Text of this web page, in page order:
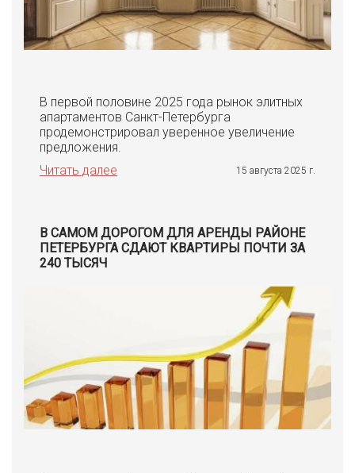
В первой половине 2025 года рынок элитных
апартаментов Санкт-Петербурга
продемонстрировал уверенное увеличение
предложения.
Читать далее
15 августа 2025 г.
В САМОМ ДОРОГОМ ДЛЯ АРЕНДЫ РАЙОНЕ
ПЕТЕРБУРГА СДАЮТ КВАРТИРЫ ПОЧТИ ЗА
240 ТЫСЯЧ